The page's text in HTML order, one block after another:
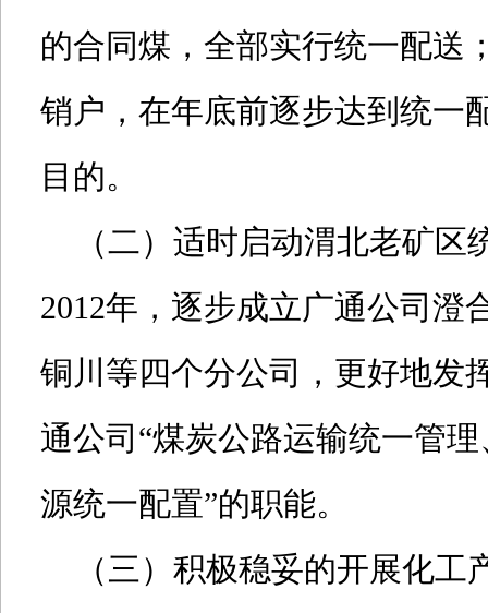
的合同煤，全部实行统一配送
销户，在年底前逐步达到统一
目的。
（二）适时启动渭北老矿区
2012年，逐步成立广通公司澄
铜川等四个分公司，更好地发
通公司“煤炭公路运输统一管
源统一配置”的职能。
（三）积极稳妥的开展化工